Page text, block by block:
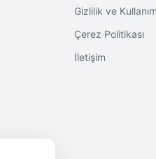
Gizlilik ve
Çerez Politikası
İletişim